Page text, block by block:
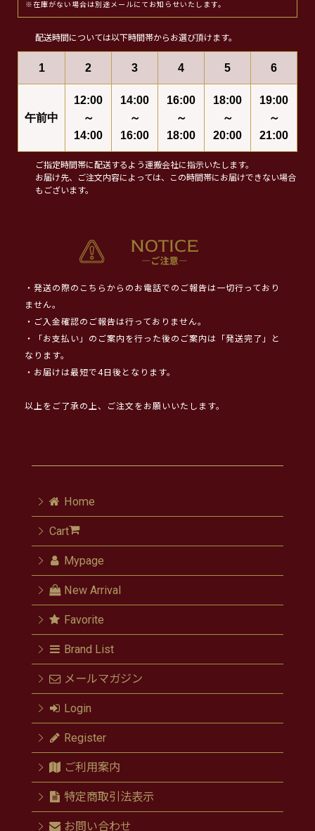
※在庫がない場合は別途メールにてお知らせいたします。
配送時間については以下時間帯からお選び頂けます。
1 2 3 4 5 6
午前中
12:00
～
14:00
14:00
～
16:00
16:00
～
18:00
18:00
～
20:00
19:00
～
21:00
ご指定時間帯に配送するよう運搬会社に指示いたします。
お届け先、ご注文内容によっては、この時間帯にお届けできない場合
もございます。
・発送の際のこちらからのお電話でのご報告は一切行っており
ません。
・ご入金確認のご報告は行っておりません。
・「お支払い」のご案内を行った後のご案内は「発送完了」と
なります。
・お届けは最短で4日後となります。
以上をご了承の上、ご注文をお願いいたします。
Home
Cart
Mypage
New Arrival
Favorite
Brand List
メールマガジン
Login
Register
ご利用案内
特定商取引法表示
お問い合わせ